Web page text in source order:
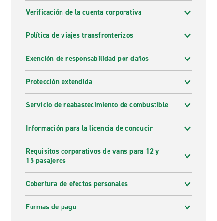
Verificación de la cuenta corporativa
Política de viajes transfronterizos
Exención de responsabilidad por daños
Protección extendida
Servicio de reabastecimiento de combustible
Información para la licencia de conducir
Requisitos corporativos de vans para 12 y
15 pasajeros
Cobertura de efectos personales
Formas de pago